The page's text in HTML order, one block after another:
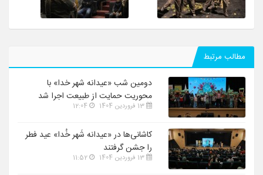
مطالب مرتبط
دومین شب «عیدانه شهر خدا» با
محوریت حمایت از طبیعت اجرا شد
13 فروردین 1404
کاشانی‌ها در «عیدانه شَهر خُدا» عید فطر
را جشن گرفتند
13 فروردین 1404 11:52